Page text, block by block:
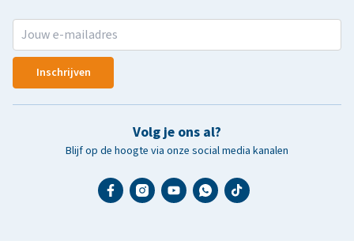
Inschrijven
Volg je ons al?
Blijf op de hoogte via onze social media kanalen